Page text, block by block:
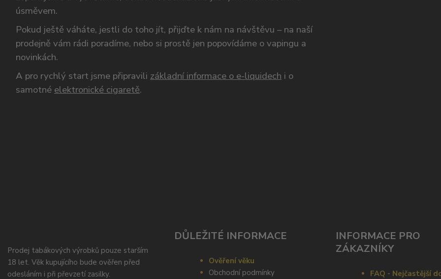
úsměvem.
Pokud ještě váháte, jestli do toho jít, přijďte k nám na návštěvu – na naší
prodejně vám rádi poradíme, nebo si prostě jen popovídáme o vapingu a
novinkách.
A pro rychlý start jsme připravili základní informace o e-liquidech i o
samotné elektronické cigaretě.
Prodej tabákových výrobků pouze starším
18 let. Věk kupujícího bude ověřen před
odesláním i při převzetí zasilky.
DŮLEŽITÉ INFORMACE
Ověření věku
Obchodní podmínky
INFORMACE PRO
ZÁKAZNÍKY
FAQ - Nejčastější